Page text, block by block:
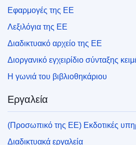
Εφαρμογές της ΕΕ
Λεξιλόγια της ΕΕ
Διαδικτυακό αρχείο της ΕΕ
Διοργανικό εγχειρίδιο σύνταξης
Η γωνιά του βιβλιοθηκάριου
Εργαλεία
(Προσωπικό της ΕΕ) Εκδοτικές
Διαδικτυακά εργαλεία